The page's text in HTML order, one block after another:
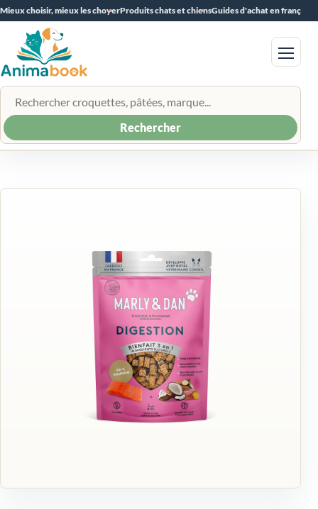
Mieux choisir, mieux les choyerProduits chats et chiensGuides d'achat en français
Rechercher un produit
Rechercher
Menu